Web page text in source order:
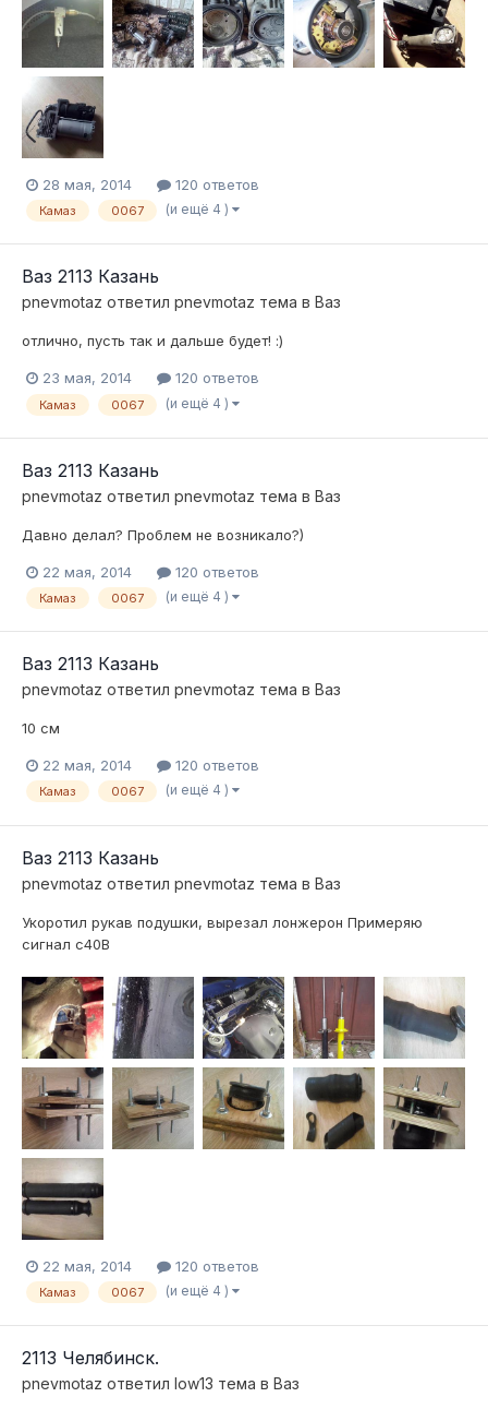
28 мая, 2014 120 ответов
Камаз 0067 (и ещё 4 )
Ваз 2113 Казань
pnevmotaz ответил pnevmotaz тема в Ваз
отлично, пусть так и дальше будет! :)
23 мая, 2014 120 ответов
Камаз 0067 (и ещё 4 )
Ваз 2113 Казань
pnevmotaz ответил pnevmotaz тема в Ваз
Давно делал? Проблем не возникало?)
22 мая, 2014 120 ответов
Камаз 0067 (и ещё 4 )
Ваз 2113 Казань
pnevmotaz ответил pnevmotaz тема в Ваз
10 см
22 мая, 2014 120 ответов
Камаз 0067 (и ещё 4 )
Ваз 2113 Казань
pnevmotaz ответил pnevmotaz тема в Ваз
Укоротил рукав подушки, вырезал лонжерон Примеряю
сигнал с40В
22 мая, 2014 120 ответов
Камаз 0067 (и ещё 4 )
2113 Челябинск.
pnevmotaz ответил low13 тема в Ваз